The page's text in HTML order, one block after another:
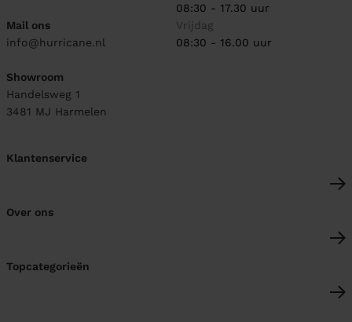
Mail ons
info@hurricane.nl
Showroom
Handelsweg 1
3481 MJ Harmelen
08:30 - 17.30 uur
Vrijdag
08:30 - 16.00 uur
Klantenservice
Over ons
Topcategorieën